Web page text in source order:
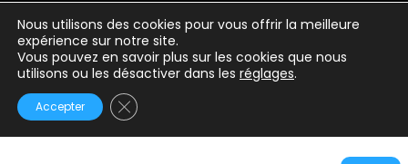
Nous utilisons des cookies pour vous offrir la meilleure
expérience sur notre site.
Vous pouvez en savoir plus sur les cookies que nous
utilisons ou les désactiver dans les réglages.
Accepter Fermer la bannière des cookies GDPR
Mentions légales
Conditions générales d’utilisation
Politique de confidentialité